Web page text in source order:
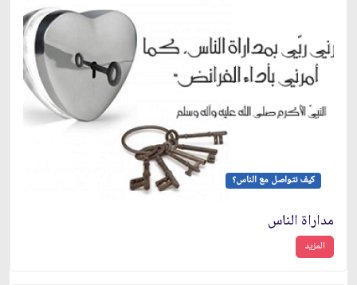
كيف نتواصل مع الناس؟
مداراة الناس
المزيد